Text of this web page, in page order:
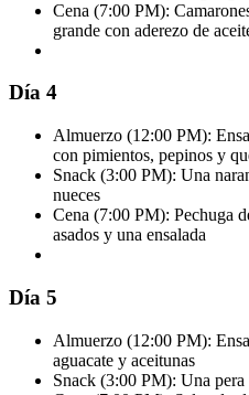
Cena (7:00 PM):
grande con aderezo de
Día 4
Almuerzo (12:00 PM):
con pimientos, pepinos y
Snack (3:00 PM): Una
nueces
Cena (7:00 PM): Pechuga
asados y una ensalada
Día 5
Almuerzo (12:00 PM):
aguacate y aceitunas
Snack (3:00 PM): Una pera